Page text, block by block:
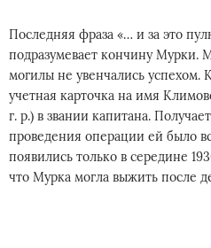
Последняя фраза «… и за это
подразумевает кончину Мурки.
могилы не увенчались успехом.
учетная карточка на имя
г. р.) в звании капитана.
проведения операции ей было
появились только в середине
что Мурка могла выжить после